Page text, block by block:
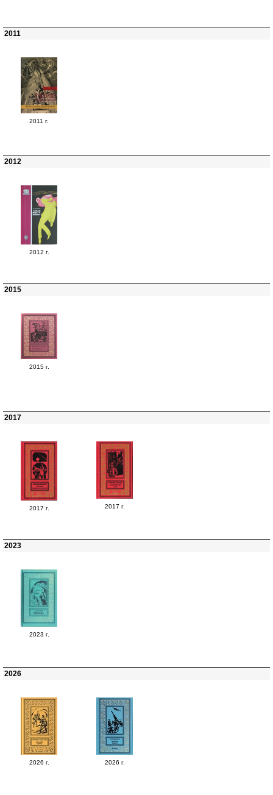
2011
2011 г.
2012
2012 г.
2015
2015 г.
2017
2017 г. 2017 г.
2023
2023 г.
2026
2026 г. 2026 г.